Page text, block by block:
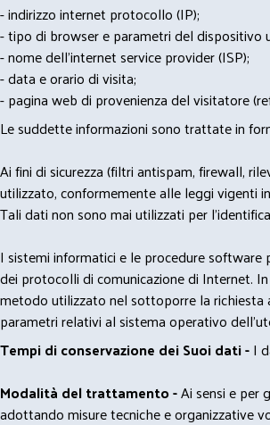
- indirizzo internet protocollo (IP);
- tipo di browser e parametri del dispositivo
- nome dell'internet service provider (ISP);
- data e orario di visita;
- pagina web di provenienza del visitatore
Le suddette informazioni sono trattate in
Ai fini di sicurezza (filtri antispam, firewall,
utilizzato, conformemente alle leggi vigenti
Tali dati non sono mai utilizzati per
I sistemi informatici e le procedure
dei protocolli di comunicazione di Internet.
metodo utilizzato nel sottoporre la richiesta
parametri relativi al sistema operativo
Tempi di conservazione dei Suoi dati -I
Modalità del trattamento -Ai sensi e per
adottando misure tecniche e organizzative